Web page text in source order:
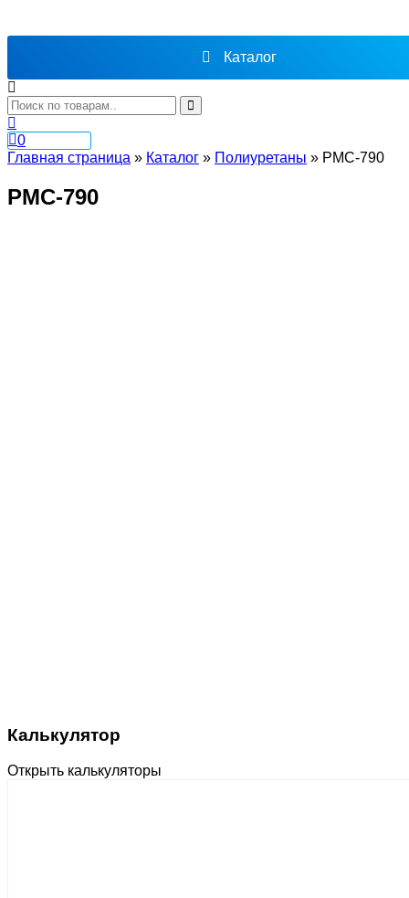
Каталог
0
Главная страница » Каталог » Полиуретаны » PMC-790
PMC-790
Калькулятор
Открыть калькуляторы